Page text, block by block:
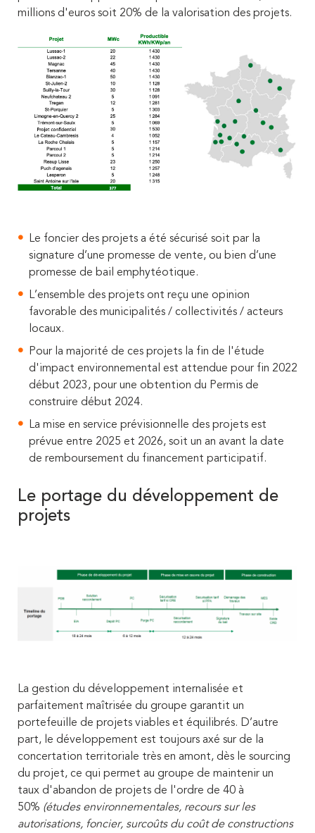
millions d'euros soit 20% de la valorisation des projets.
Le foncier des projets a été sécurisé soit par la
signature d’une promesse de vente, ou bien d’une
promesse de bail emphytéotique.
L’ensemble des projets ont reçu une opinion
favorable des municipalités / collectivités / acteurs
locaux.
Pour la majorité de ces projets la fin de l'étude
d'impact environnemental est attendue pour fin 2022
début 2023, pour une obtention du Permis de
construire début 2024.
La mise en service prévisionnelle des projets est
prévue entre 2025 et 2026, soit un an avant la date
de remboursement du financement participatif.
Le portage du développement de
projets
La gestion du développement internalisée et
parfaitement maîtrisée du groupe garantit un
portefeuille de projets viables et équilibrés. D’autre
part, le développement est toujours axé sur de la
concertation territoriale très en amont, dès le sourcing
du projet, ce qui permet au groupe de maintenir un
taux d'abandon de projets de l'ordre de 40 à
50% (études environnementales, recours sur les
autorisations, foncier, surcoûts du coût de constructions